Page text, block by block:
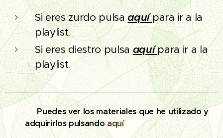
Si eres zurdo pulsaaquípara ir a la
playlist.
Si eres diestro pulsaaquí para ir a la
playlist.
🔨Puedes ver los materiales que he utilizado y
adquirirlos pulsando aquí